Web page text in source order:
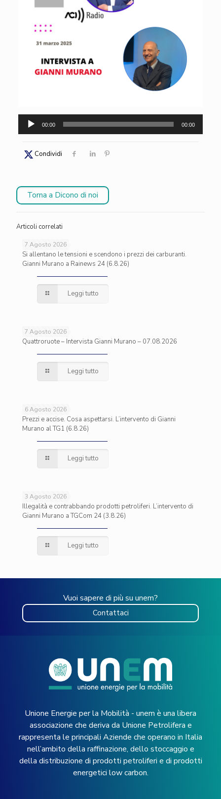
Audio
Player
00:00 00:00
Condividi
Torna a Dicono di noi
Articoli correlati
7 Agosto 2026
Si allentano le tensioni e scendono i prezzi dei carburanti.
Gianni Murano a Rainews 24 (6.8.26)
Leggi tutto
7 Agosto 2026
Quattroruote – Intervista Gianni Murano – 07.08.2026
Leggi tutto
6 Agosto 2026
Prezzi e accise. Cosa aspettarsi. L’intervento di Gianni
Murano al TG1 (6.8.26)
Leggi tutto
3 Agosto 2026
Illegalità e contrabbando prodotti petroliferi. L’intervento di
Gianni Murano a TGCom 24 (3.8.26)
Leggi tutto
Vuoi sapere di più su unem?
Contattaci
Unione Energie per la Mobilità - unem è una libera
associazione che deriva da Unione Petrolifera e
rappresenta le principali Aziende che operano in Italia
nell’ambito della raffinazione, dello stoccaggio e
della distribuzione di prodotti petroliferi e di prodotti
energetici low carbon.